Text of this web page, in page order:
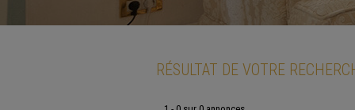
RÉSULTAT DE VOTRE